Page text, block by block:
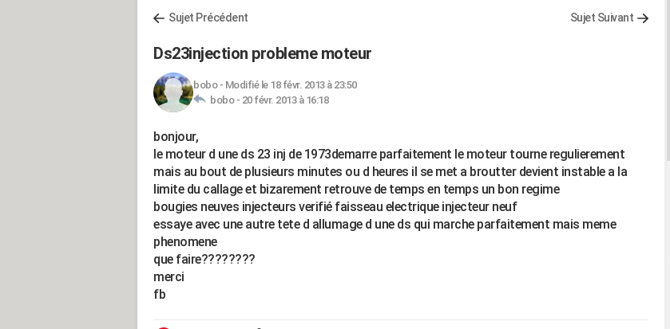
Sujet Précédent Sujet Suivant
Ds23injection probleme moteur
bobo- Modifié le 18 févr. 2013 à 23:50
bobo - 20 févr. 2013 à 16:18
bonjour,
le moteur d une ds 23 inj de 1973demarre parfaitement le moteur tourne regulierement
mais au bout de plusieurs minutes ou d heures il se met a broutter devient instable a la
limite du callage et bizarement retrouve de temps en temps un bon regime
bougies neuves injecteurs verifié faisseau electrique injecteur neuf
essaye avec une autre tete d allumage d une ds qui marche parfaitement mais meme
phenomene
que faire????????
merci
fb